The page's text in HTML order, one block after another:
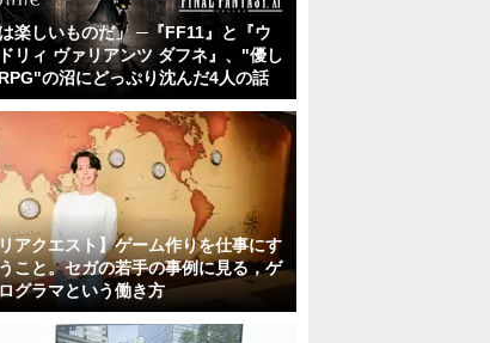
は楽しいものだ」 ─『FF11』と『ウ
リィ ヴァリアンツ ダフネ』、"優し
の沼にどっぷり沈んだ4人の話
アクエスト】ゲーム作りを仕事にす
こと。セガの若手の事例に見る，ゲ
グラマという働き方